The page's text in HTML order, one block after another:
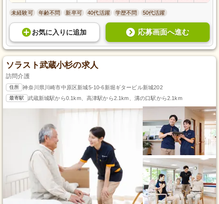
未経験可 年齢不問 新卒可 40代活躍 学歴不問 50代活躍
お気に入り に追加 応募画面へ進む
ソラスト武蔵小杉の求人
訪問介護
住所 神奈川県川崎市中原区新城5-10-6新堀ギタービル新城202
最寄駅 武蔵新城駅から0.1km、高津駅から2.1km、溝の口駅から2.1km